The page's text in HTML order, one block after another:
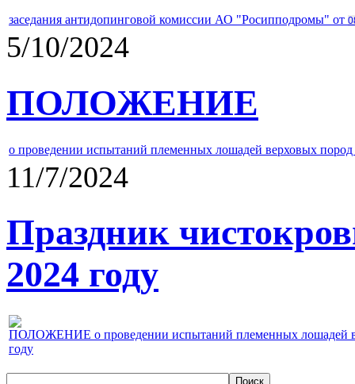
заседания антидопинговой комиссии АО "Росипподромы" от
5/10/2024
ПОЛОЖЕНИЕ
о проведении испытаний племенных лошадей верховых
11/7/2024
Праздник
2024 году
ПОЛОЖЕНИЕ о проведении испытаний племенных лошадей
году